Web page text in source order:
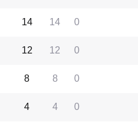
0
14
14
0
12
12
0
8
8
0
4
4